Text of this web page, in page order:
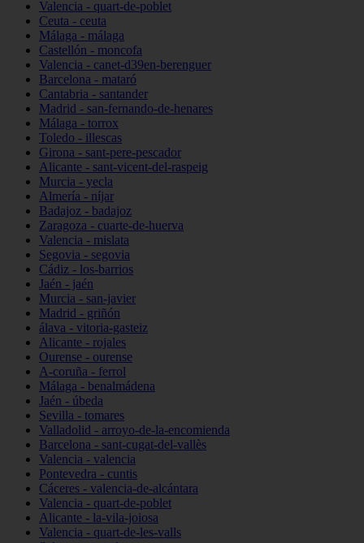
Valencia - quart-de-poblet
Ceuta - ceuta
Málaga - málaga
Castellón - moncofa
Valencia - canet-d39en-berenguer
Barcelona - mataró
Cantabria - santander
Madrid - san-fernando-de-henares
Málaga - torrox
Toledo - illescas
Girona - sant-pere-pescador
Alicante - sant-vicent-del-raspeig
Murcia - yecla
Almería - níjar
Badajoz - badajoz
Zaragoza - cuarte-de-huerva
Valencia - mislata
Segovia - segovia
Cádiz - los-barrios
Jaén - jaén
Murcia - san-javier
Madrid - griñón
álava - vitoria-gasteiz
Alicante - rojales
Ourense - ourense
A-coruña - ferrol
Málaga - benalmádena
Jaén - úbeda
Sevilla - tomares
Valladolid - arroyo-de-la-encomienda
Barcelona - sant-cugat-del-vallès
Valencia - valencia
Pontevedra - cuntis
Cáceres - valencia-de-alcántara
Valencia - quart-de-poblet
Alicante - la-vila-joiosa
Valencia - quart-de-les-valls